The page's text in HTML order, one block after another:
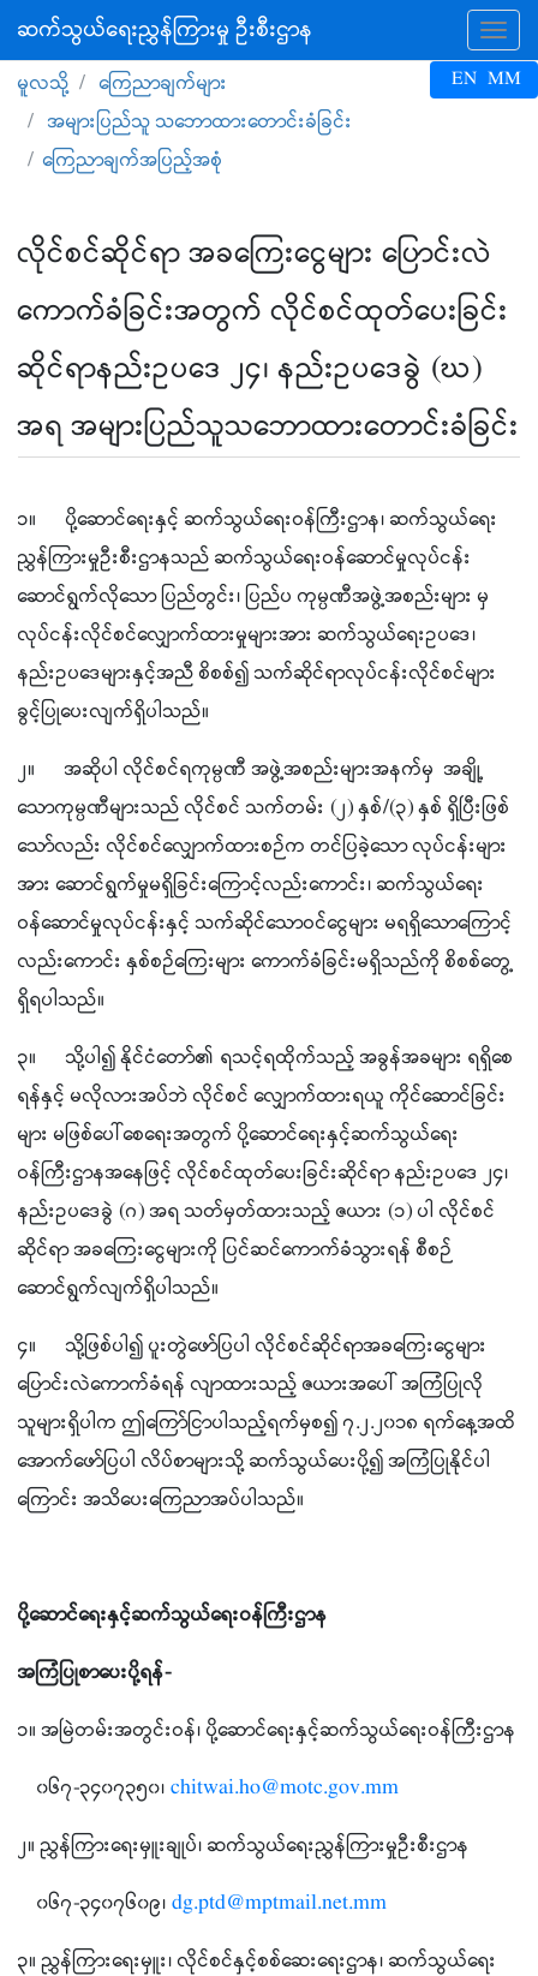
ဆက်သွယ်ရေးညွှန်ကြားမှု ဦးစီးဌာန
EN MM
မူလသို့
ကြေညာချက်များ
အများပြည်သူ သဘောထားတောင်းခံခြင်း
ကြေညာချက်အပြည့်အစုံ
လိုင်စင်ဆိုင်ရာ အခကြေးငွေများ ပြောင်းလဲ
ကောက်ခံခြင်းအတွက် လိုင်စင်ထုတ်ပေးခြင်း
ဆိုင်ရာနည်းဥပဒေ ၂၄၊ နည်းဥပဒေခွဲ (ဃ)
အရ အများပြည်သူသဘောထားတောင်းခံခြင်း
၁။ ပို့ဆောင်ရေးနှင့် ဆက်သွယ်ရေးဝန်ကြီးဌာန၊ ဆက်သွယ်ရေး
ညွှန်ကြားမှုဦးစီးဌာနသည် ဆက်သွယ်ရေးဝန်ဆောင်မှုလုပ်ငန်း
ဆောင်ရွက်လိုသော ပြည်တွင်း၊ ပြည်ပ ကုမ္ပဏီအဖွဲ့အစည်းများ မှ
လုပ်ငန်းလိုင်စင်လျှောက်ထားမှုများအား ဆက်သွယ်ရေးဥပဒေ၊
နည်းဥပဒေများနှင့်အညီ စိစစ်၍ သက်ဆိုင်ရာလုပ်ငန်းလိုင်စင်များ
ခွင့်ပြုပေးလျက်ရှိပါသည်။
၂။ အဆိုပါ လိုင်စင်ရကုမ္ပဏီ အဖွဲ့အစည်းများအနက်မှ အချို့
သောကုမ္ပဏီများသည် လိုင်စင် သက်တမ်း (၂) နှစ်/(၃) နှစ် ရှိပြီးဖြစ်
သော်လည်း လိုင်စင်လျှောက်ထားစဉ်က တင်ပြခဲ့သော လုပ်ငန်းများ
အား ဆောင်ရွက်မှုမရှိခြင်းကြောင့်လည်းကောင်း၊ ဆက်သွယ်ရေး
ဝန်ဆောင်မှုလုပ်ငန်းနှင့် သက်ဆိုင်သောဝင်ငွေများ မရရှိသောကြောင့်
လည်းကောင်း နှစ်စဉ်ကြေးများ ကောက်ခံခြင်းမရှိသည်ကို စိစစ်တွေ့
ရှိရပါသည်။
၃။ သို့ပါ၍ နိုင်ငံတော်၏ ရသင့်ရထိုက်သည့် အခွန်အခများ ရရှိစေ
ရန်နှင့် မလိုလားအပ်ဘဲ လိုင်စင် လျှောက်ထားရယူ ကိုင်ဆောင်ခြင်း
များ မဖြစ်ပေါ်စေရေးအတွက် ပို့ဆောင်ရေးနှင့်ဆက်သွယ်ရေး
ဝန်ကြီးဌာနအနေဖြင့် လိုင်စင်ထုတ်ပေးခြင်းဆိုင်ရာ နည်းဥပဒေ ၂၄၊
နည်းဥပဒေခွဲ (ဂ) အရ သတ်မှတ်ထားသည့် ဇယား (၁) ပါ လိုင်စင်
ဆိုင်ရာ အခကြေးငွေများကို ပြင်ဆင်ကောက်ခံသွားရန် စီစဉ်
ဆောင်ရွက်လျက်ရှိပါသည်။
၄။ သို့ဖြစ်ပါ၍ ပူးတွဲဖော်ပြပါ လိုင်စင်ဆိုင်ရာအခကြေးငွေများ
ပြောင်းလဲကောက်ခံရန် လျာထားသည့် ဇယားအပေါ် အကြံပြုလို
သူများရှိပါက ဤကြော်ငြာပါသည့်ရက်မှစ၍ ၇.၂.၂၀၁၈ ရက်နေ့အထိ
အောက်ဖော်ပြပါ လိပ်စာများသို့ ဆက်သွယ်ပေးပို့၍ အကြံပြုနိုင်ပါ
ကြောင်း အသိပေးကြေညာအပ်ပါသည်။
ပို့ဆောင်ရေးနှင့်ဆက်သွယ်ရေးဝန်ကြီးဌာန
အကြံပြုစာပေးပို့ရန်-
၁။ အမြဲတမ်းအတွင်းဝန်၊ ပို့ဆောင်ရေးနှင့်ဆက်သွယ်ရေးဝန်ကြီးဌာန
၀၆၇-၃၄၀၇၃၅၀၊ chitwai.ho@motc.gov.mm
၂။ ညွှန်ကြားရေးမှူးချုပ်၊ ဆက်သွယ်ရေးညွှန်ကြားမှုဦးစီးဌာန
၀၆၇-၃၄၀၇၆၀၉၊ dg.ptd@mptmail.net.mm
၃။ ညွှန်ကြားရေးမှူး၊ လိုင်စင်နှင့်စစ်ဆေးရေးဌာန၊ ဆက်သွယ်ရေး